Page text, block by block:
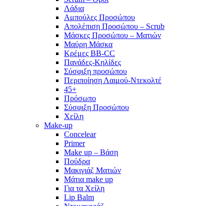
Λάδια
Αμπούλες Προσώπου
Απολέπιση Προσώπου – Scrub
Μάσκες Προσώπου – Ματιών
Μαύρη Μάσκα
Κρέμες BB-CC
Πανάδες-Κηλίδες
Σύσφιξη προσώπου
Περιποίηση Λαιμού-Ντεκολτέ
45+
Πρόσωπο
Σύσφιξη Προσώπου
Χείλη
Make-up
Concelear
Primer
Make up – Βάση
Πούδρα
Μακιγιάζ Ματιών
Μάτια make up
Για τα Χείλη
Lip Balm